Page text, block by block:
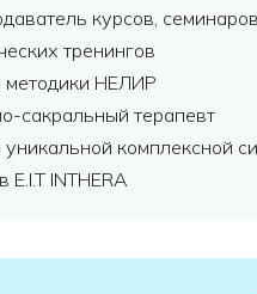
курсов,
тренингов
методики НЕЛИР
сакральный терапевт
уникальной комплексной
E.I.T INTHERA